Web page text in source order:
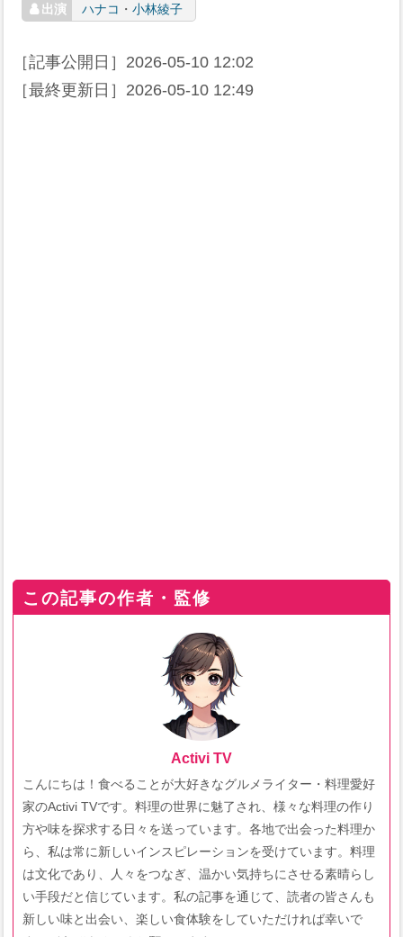
ハナコ ・ 小林綾子
［記事公開日］ 2026-05-10 12:02
［最終更新日］ 2026-05-10 12:49
この記事の作者・監修
Activi TV
こんにちは！食べることが大好きなグルメライター・料理愛好
家のActivi TVです。料理の世界に魅了され、様々な料理の作り
方や味を探求する日々を送っています。各地で出会った料理か
ら、私は常に新しいインスピレーションを受けています。料理
は文化であり、人々をつなぎ、温かい気持ちにさせる素晴らし
い手段だと信じています。私の記事を通じて、読者の皆さんも
新しい味と出会い、楽しい食体験をしていただければ幸いで